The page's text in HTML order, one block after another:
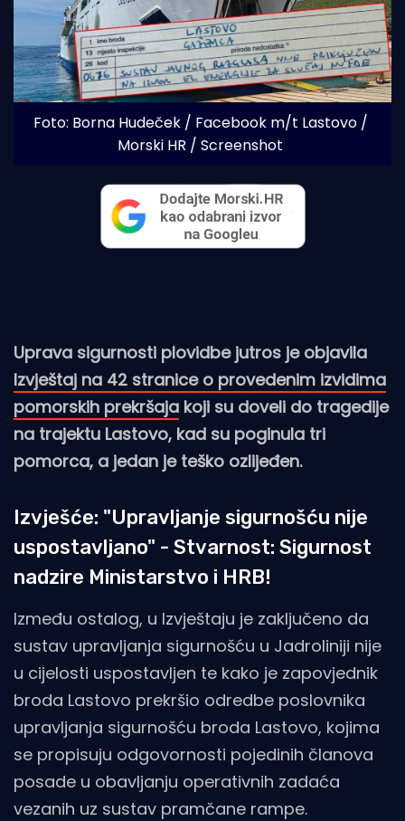
Foto: Borna Hudeček / Facebook m/t Lastovo /
Morski HR / Screenshot
Uprava sigurnosti plovidbe jutros je objavila
Izvještaj na 42 stranice o provedenim izvidima
pomorskih prekršaja koji su doveli do tragedije
na trajektu Lastovo, kad su poginula tri
pomorca, a jedan je teško ozlijeđen.
Izvješće: "Upravljanje sigurnošću nije
uspostavljano" - Stvarnost: Sigurnost
nadzire Ministarstvo i HRB!
Između ostalog, u Izvještaju je zaključeno da
sustav upravljanja sigurnošću u Jadroliniji nije
u cijelosti uspostavljen te kako je zapovjednik
broda Lastovo prekršio odredbe poslovnika
upravljanja sigurnošću broda Lastovo, kojima
se propisuju odgovornosti pojedinih članova
posade u obavljanju operativnih zadaća
vezanih uz sustav pramčane rampe.